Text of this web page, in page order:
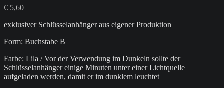
€ 5,60
exklusiver Schlüsselanhänger aus eigener Produktion
Form: Buchstabe B
Farbe: Lila / Vor der Verwendung im Dunkeln sollte der
Schlüsselanhänger einige Minuten unter einer Lichtquelle
aufgeladen werden, damit er im dunklem leuchtet